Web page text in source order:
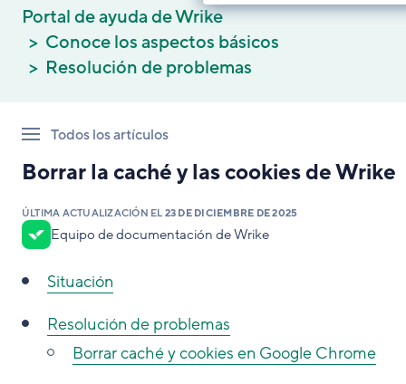
Portal de ayuda de Wrike
Conoce los aspectos básicos
Resolución de problemas
Todos los artículos
Borrar la caché y las cookies de Wrike
ÚLTIMA ACTUALIZACIÓN EL 23 DE DICIEMBRE DE 2025
Equipo de documentación de Wrike
Situación
Resolución de problemas
Borrar caché y cookies en Google Chrome